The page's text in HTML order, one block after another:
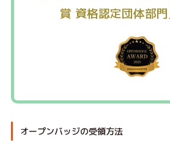
賞 資格認定団体部
オープンバッジの受領方法